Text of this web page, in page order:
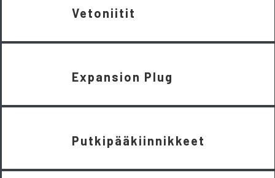
Vetoniitit
Expansion Plug
Putkipääkiinnikkeet